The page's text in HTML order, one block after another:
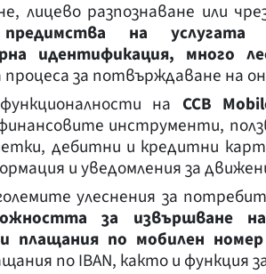
лицево разпознаване или
на услугата
идентификация, много л
процеса за потвърждаване на
на ССВ
инструменти,
дебитни и кредитни
и уведомления за
улеснения за
за
извършване
плащания по мобилен номер
по IBAN, както и функция